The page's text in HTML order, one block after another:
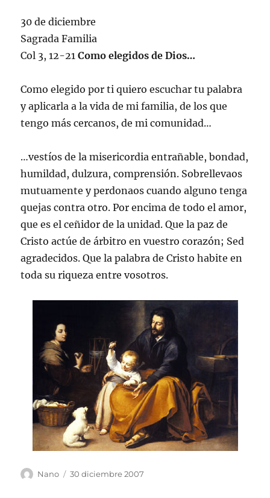
30 de diciembre
Sagrada Familia
Col 3, 12-21Como elegidos de Dios…
Como elegido por ti quiero escuchar tu palabra
y aplicarla a la vida de mi familia, de los que
tengo más cercanos, de mi comunidad…
…vestíos de la misericordia entrañable, bondad,
humildad, dulzura, comprensión. Sobrellevaos
mutuamente y perdonaos cuando alguno tenga
quejas contra otro. Por encima de todo el amor,
que es el ceñidor de la unidad. Que la paz de
Cristo actúe de árbitro en vuestro corazón; Sed
agradecidos. Que la palabra de Cristo habite en
toda su riqueza entre vosotros.
Autor
Nano
Publicado
30 diciembre 2007